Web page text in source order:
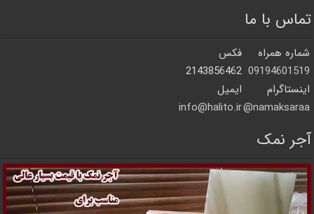
تماس با ما
شماره همراه
فکس
09194601519
2143856462
اینستاگرام
ایمیل
namaksaraa@
info@halito.ir
آجر نمک